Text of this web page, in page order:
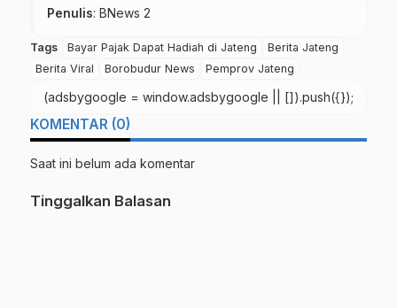
Penulis: BNews 2
Tags Bayar Pajak Dapat Hadiah di Jateng
Berita Jateng
Berita Viral
Borobudur News Pemprov Jateng
(adsbygoogle = window.adsbygoogle || []).push({});
KOMENTAR (0)
Saat ini belum ada komentar
Tinggalkan Balasan